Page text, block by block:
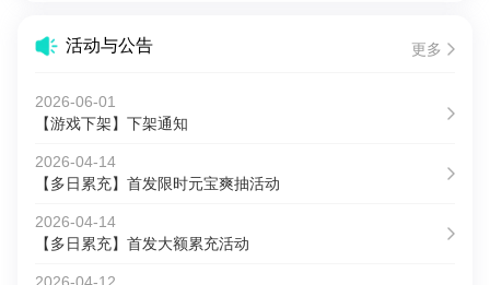
活动与公告 更多
2026-06-01
【游戏下架】下架通知
2026-04-14
【多日累充】首发限时元宝爽抽活动
2026-04-14
【多日累充】首发大额累充活动